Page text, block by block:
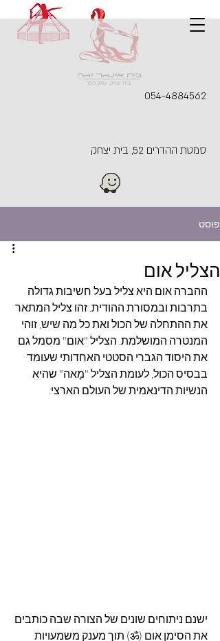
054-4884562
סמטת ההדרים 52, בית יצחק
פוסט
הצליל אום
ההברה אום היא צליל בעל חשיבות גדולה
בתרבות ובמסורת ההודית. זהו צליל המתאר
את ההתחלה של הכול ואת כל מה שיש, זוהי
המנטרה המושלמת. הצליל "אום" מסמל גם
את היסוד הגברי הסטטי האחדותי שעומד
בבסיס הכול, לעומת הצליל "מָאה" שהיא
הנשיות הדינאמית של העולם הארצי.
ישנם ניתוחים שונים של הצורה שבה כותבים
את הסימן אום (ॐ) תוך מענק משמעויות